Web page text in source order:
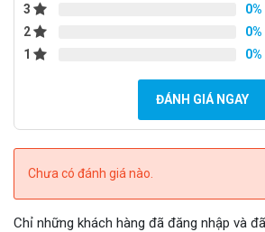
3
0%
2
0%
1
0%
ĐÁNH GIÁ NGAY
Chưa có đánh giá nào.
Chỉ những khách hàng đã đăng nhập và